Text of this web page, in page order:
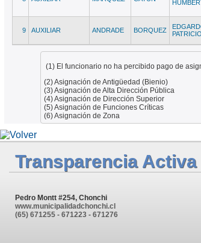
9 AUXILIAR ANDRADE BORQUEZ
PATRICIO
(1) El funcionario no ha percibido pago de
(2) Asignación de Antigüedad (Bienio)
(3) Asignación de Alta Dirección Pública
(4) Asignación de Dirección Superior
(5) Asignación de Funciones Críticas
(6) Asignación de Zona
Transparencia Activa
Pedro Montt #254, Chonchi
www.municipalidadchonchi.cl
(65) 671255 - 671223 - 671276